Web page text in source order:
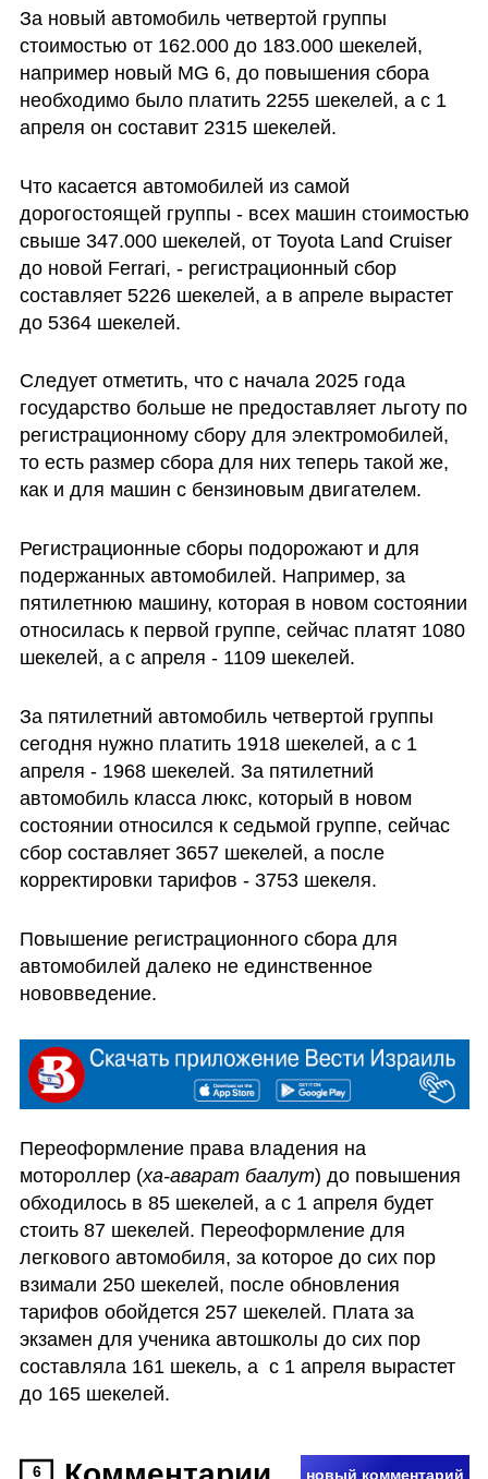
За новый автомобиль четвертой группы
стоимостью от 162.000 до 183.000 шекелей,
например новый MG 6, до повышения сбора
необходимо было платить 2255 шекелей, а с 1
апреля он составит 2315 шекелей.
Что касается автомобилей из самой
дорогостоящей группы - всех машин стоимостью
свыше 347.000 шекелей, от Toyota Land Cruiser
до новой Ferrari, - регистрационный сбор
составляет 5226 шекелей, а в апреле вырастет
до 5364 шекелей.
Следует отметить, что с начала 2025 года
государство больше не предоставляет льготу по
регистрационному сбору для электромобилей,
то есть размер сбора для них теперь такой же,
как и для машин с бензиновым двигателем.
Регистрационные сборы подорожают и для
подержанных автомобилей. Например, за
пятилетнюю машину, которая в новом состоянии
относилась к первой группе, сейчас платят 1080
шекелей, а с апреля - 1109 шекелей.
За пятилетний автомобиль четвертой группы
сегодня нужно платить 1918 шекелей, а с 1
апреля - 1968 шекелей. За пятилетний
автомобиль класса люкс, который в новом
состоянии относился к седьмой группе, сейчас
сбор составляет 3657 шекелей, а после
корректировки тарифов - 3753 шекеля.
Повышение регистрационного сбора для
автомобилей далеко не единственное
нововведение.
Переоформление права владения на
мотороллер (ха-аварат баалут) до повышения
обходилось в 85 шекелей, а с 1 апреля будет
стоить 87 шекелей. Переоформление для
легкового автомобиля, за которое до сих пор
взимали 250 шекелей, после обновления
тарифов обойдется 257 шекелей. Плата за
экзамен для ученика автошколы до сих пор
составляла 161 шекель, а  с 1 апреля вырастет
до 165 шекелей.
6 новый комментарий